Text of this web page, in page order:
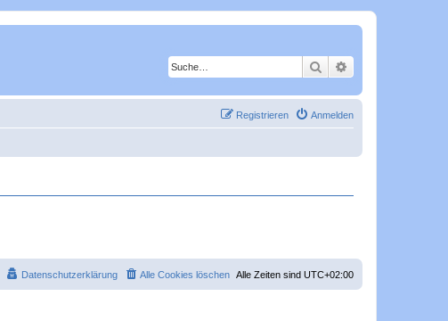
Suche
Anmelden
Registrieren
Alle Zeiten sind UTC+02:00
Alle Cookies löschen
Datenschutzerklärung